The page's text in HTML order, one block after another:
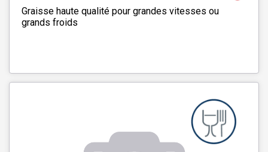
Graisse haute qualité pour grandes vitesses ou
grands froids